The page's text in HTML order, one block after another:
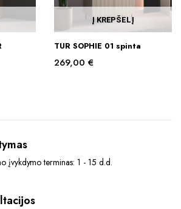
Į KREPŠELĮ
TUR SOPHIE 01 spinta
269,00 €
įvykdymo terminas: 1 - 15 d.d.